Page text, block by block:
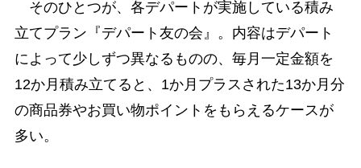
そのひとつが、各デパートが実施している積み
立てプラン『デパート友の会』。内容はデパート
によって少しずつ異なるものの、毎月一定金額を
12か月積み立てると、1か月プラスされた13か月分
の商品券やお買い物ポイントをもらえるケースが
多い。